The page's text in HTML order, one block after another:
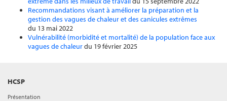
Recommandations visant à améliorer la préparation et la
gestion des vagues de chaleur et des canicules extrêmes
du 13 mai 2022
Vulnérabilité (morbidité et mortalité) de la population face aux
vagues de chaleurdu 19 février 2025
HCSP
Présentation